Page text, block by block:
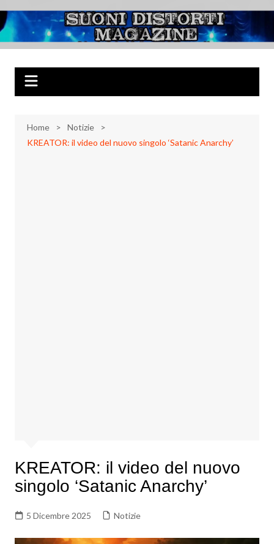
al
contenuto
Suoni Distorti
Magazine
Musica Rock, Metal, Punk e varie sonorità alternative
Home
Notizie
KREATOR: il video del nuovo singolo ‘Satanic Anarchy’
KREATOR: il video del nuovo
singolo ‘Satanic Anarchy’
5 Dicembre 2025 Notizie